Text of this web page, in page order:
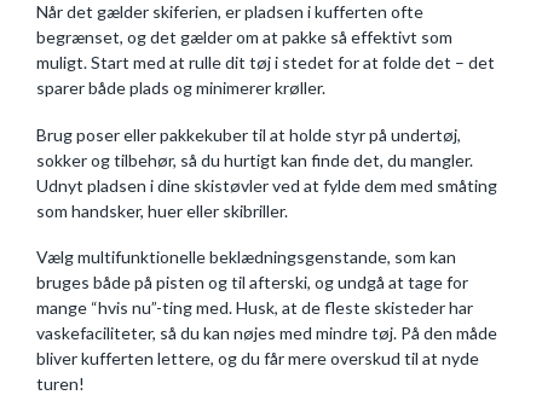
Når det gælder skiferien, er pladsen i kufferten ofte
begrænset, og det gælder om at pakke så effektivt som
muligt. Start med at rulle dit tøj i stedet for at folde det – det
sparer både plads og minimerer krøller.
Brug poser eller pakkekuber til at holde styr på undertøj,
sokker og tilbehør, så du hurtigt kan finde det, du mangler.
Udnyt pladsen i dine skistøvler ved at fylde dem med småting
som handsker, huer eller skibriller.
Vælg multifunktionelle beklædningsgenstande, som kan
bruges både på pisten og til afterski, og undgå at tage for
mange “hvis nu”-ting med. Husk, at de fleste skisteder har
vaskefaciliteter, så du kan nøjes med mindre tøj. På den måde
bliver kufferten lettere, og du får mere overskud til at nyde
turen!